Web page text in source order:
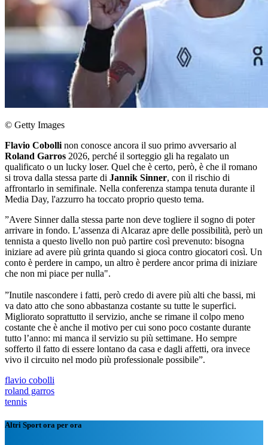
© Getty Images
Flavio Cobolli non conosce ancora il suo primo avversario al
Roland Garros 2026, perché il sorteggio gli ha regalato un
qualificato o un lucky loser. Quel che è certo, però, è che il romano
si trova dalla stessa parte di Jannik Sinner, con il rischio di
affrontarlo in semifinale. Nella conferenza stampa tenuta durante il
Media Day, l'azzurro ha toccato proprio questo tema.
”Avere Sinner dalla stessa parte non deve togliere il sogno di poter
arrivare in fondo. L’assenza di Alcaraz apre delle possibilità, però un
tennista a questo livello non può partire così prevenuto: bisogna
iniziare ad avere più grinta quando si gioca contro giocatori così. Un
conto è perdere in campo, un altro è perdere ancor prima di iniziare
che non mi piace per nulla".
”Inutile nascondere i fatti, però credo di avere più alti che bassi, mi
va dato atto che sono abbastanza costante su tutte le superfici.
Migliorato soprattutto il servizio, anche se rimane il colpo meno
costante che è anche il motivo per cui sono poco costante durante
tutto l’anno: mi manca il servizio su più settimane. Ho sempre
sofferto il fatto di essere lontano da casa e dagli affetti, ora invece
vivo il circuito nel modo più professionale possibile”.
flavio cobolli
roland garros
tennis
Altri Sport ora per ora